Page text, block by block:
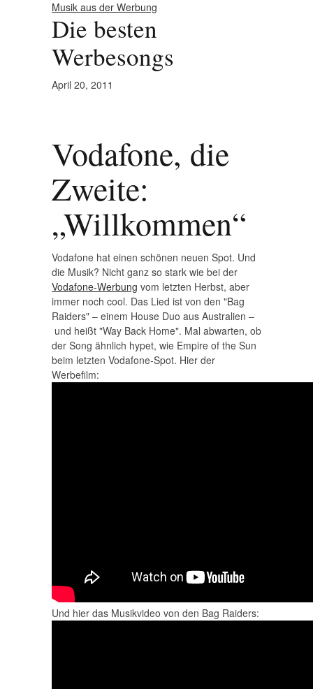
Musik aus der Werbung
Die besten
Werbesongs
April 20, 2011
Vodafone, die
Zweite:
„Willkommen“
Vodafone hat einen schönen neuen Spot. Und
die Musik? Nicht ganz so stark wie bei der
Vodafone-Werbung vom letzten Herbst, aber
immer noch cool. Das Lied ist von den "Bag
Raiders" – einem House Duo aus Australien –
und heißt "Way Back Home". Mal abwarten, ob
der Song ähnlich hypet, wie Empire of the Sun
beim letzten Vodafone-Spot. Hier der
Werbefilm:
Und hier das Musikvideo von den Bag Raiders: